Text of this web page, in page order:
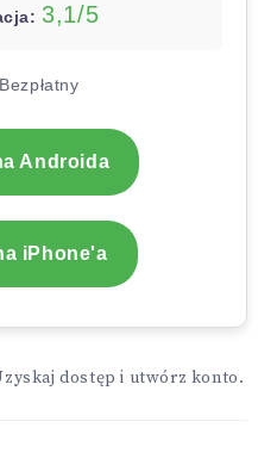
3,1/5
Bezpłatny
Androida
iPhone'a
dostęp i utwórz konto.